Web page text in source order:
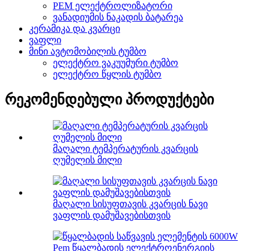
PEM ელექტროლიზატორი
ვანადიუმის ნაკადის ბატარეა
კერამიკა და კვარცი
ვაფლი
მინი ავტომობილის ტუმბო
ელექტრო ვაკუუმური ტუმბო
ელექტრო წყლის ტუმბო
რეკომენდებული პროდუქტები
მაღალი ტემპერატურის კვარცის
ღუმელის მილი
მაღალი სისუფთავის კვარცის ნავი
ვაფლის დამუშავებისთვის